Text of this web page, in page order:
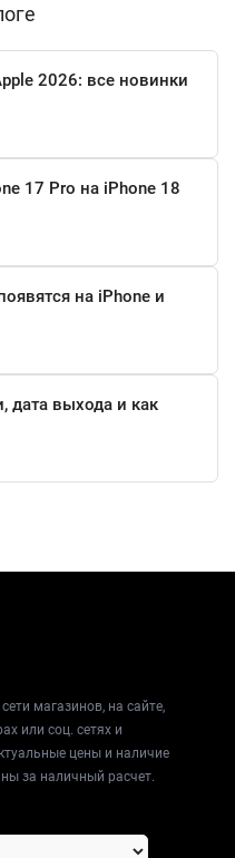
2026: все новинки
17 Pro на iPhone 18
на iPhone и
дата выхода и как
магазинов, на сайте,
или соц. сетях и
цены и наличие
за наличный расчет.